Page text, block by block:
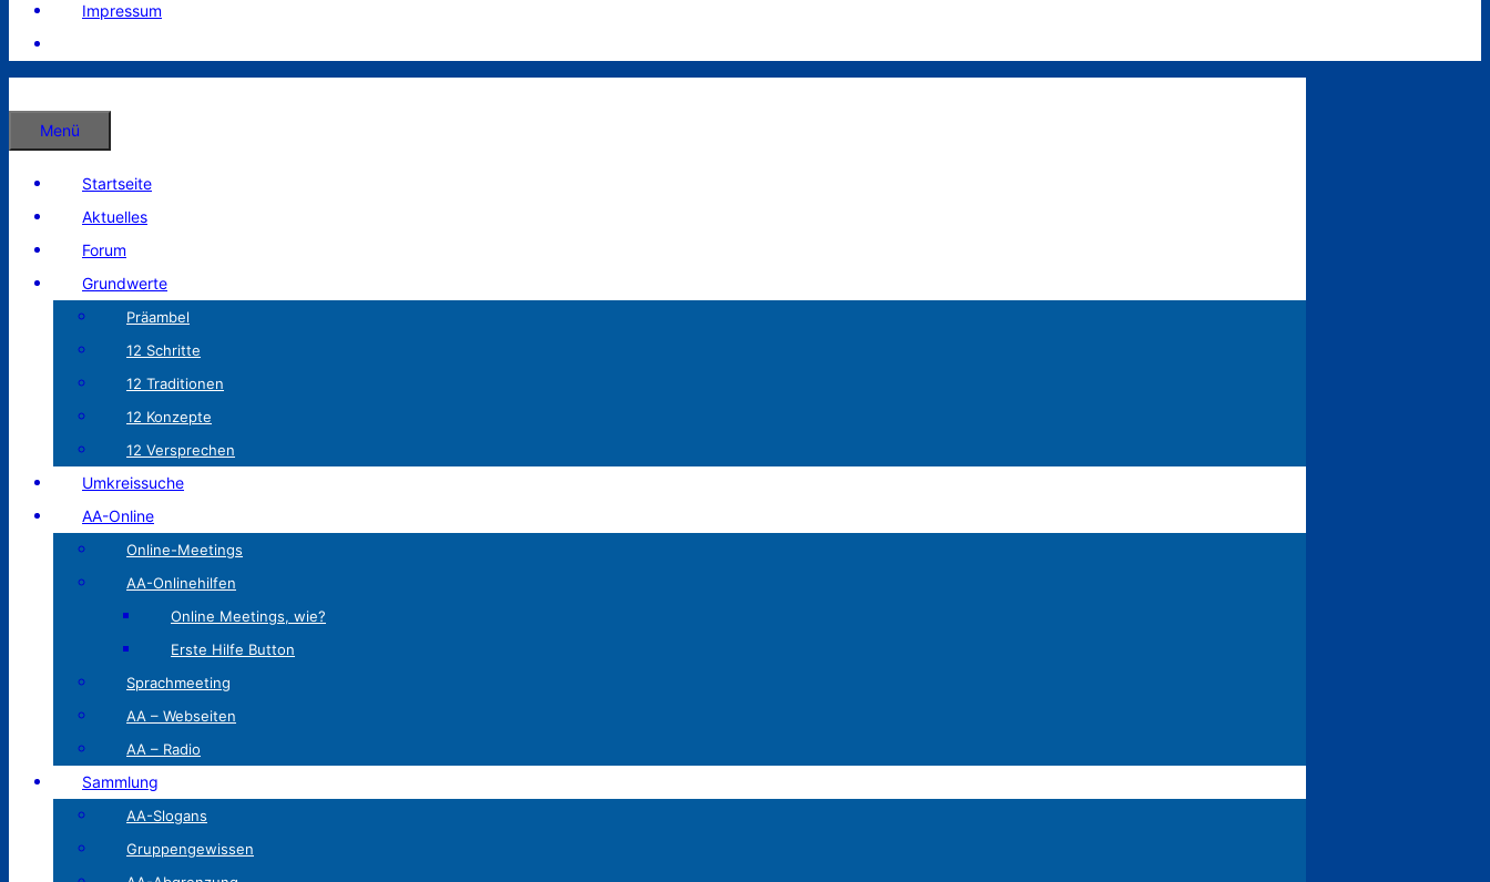
Impressum
Menü
Startseite
Aktuelles
Forum
Grundwerte
Präambel
12 Schritte
12 Traditionen
12 Konzepte
12 Versprechen
Umkreissuche
AA-Online
Online-Meetings
AA-Onlinehilfen
Online Meetings, wie?
Erste Hilfe Button
Sprachmeeting
AA – Webseiten
AA – Radio
Sammlung
AA-Slogans
Gruppengewissen